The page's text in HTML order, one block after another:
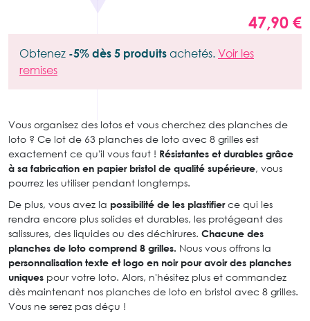
47,90 €
Obtenez -5% dès 5 produits achetés. Voir les
remises
Vous organisez des lotos et vous cherchez des planches de
loto ? Ce lot de 63 planches de loto avec 8 grilles est
exactement ce qu'il vous faut ! Résistantes et durables grâce
à sa fabrication en papier bristol de qualité supérieure, vous
pourrez les utiliser pendant longtemps.
De plus, vous avez la possibilité de les plastifierce qui les
rendra encore plus solides et durables, les protégeant des
salissures, des liquides ou des déchirures. Chacune des
planches de loto comprend 8 grilles. Nous vous offrons la
personnalisation texte et logo en noir pour avoir des planches
uniques pour votre loto. Alors, n'hésitez plus et commandez
dès maintenant nos planches de loto en bristol avec 8 grilles.
Vous ne serez pas déçu !